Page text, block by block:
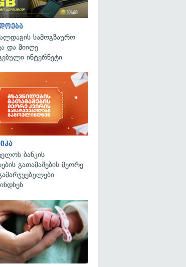
ალდაგის სამოგზაურო
და მიიღე
ინტერნეტი
ბანკის
გათამაშების მეორე